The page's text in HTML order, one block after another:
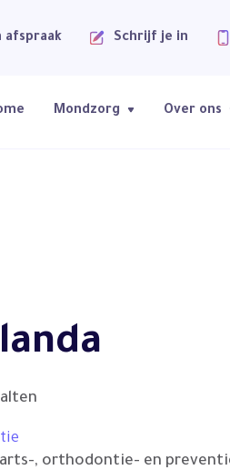
afspraak Schrijf je in
Mondzorg Over ons
, orthodontie- en